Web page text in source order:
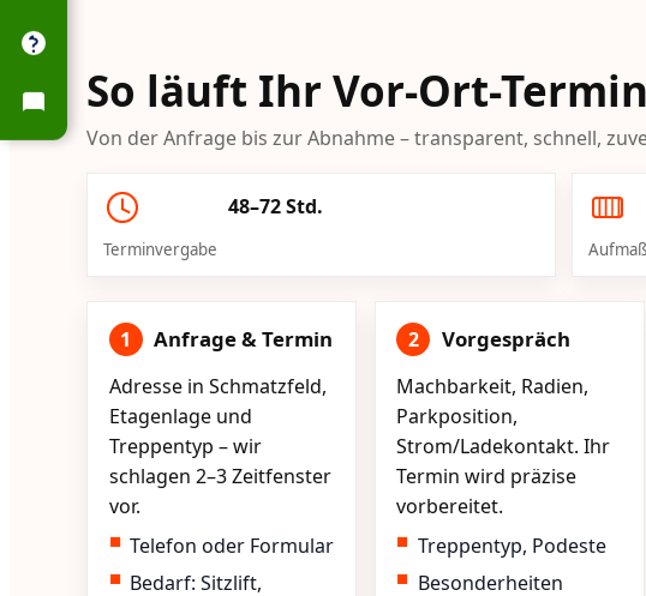
So läuft Ihr Vor-Ort-
Von der Anfrage bis zur Abnahme – transparent, schnell,
48–72 Std.
Terminvergabe
1 Anfrage & Termin
Adresse in Schmatzfeld,
Etagenlage und
Treppentyp – wir
schlagen 2–3 Zeitfenster
vor.
Telefon oder Formular
Bedarf: Sitzlift,
2 Vorgespräch
Machbarkeit, Radien,
Parkposition,
Strom/Ladekontakt. Ihr
Termin wird präzise
vorbereitet.
Treppentyp, Podeste
Besonderheiten